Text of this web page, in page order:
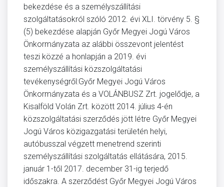
bekezdése és a személyszállítási
szolgáltatásokról szóló 2012. évi XLI. törvény 5. §
(5) bekezdése alapján Győr Megyei Jogú Város
Önkormányzata az alábbi összevont jelentést
teszi közzé a honlapján a 2019. évi
személyszállítási közszolgáltatási
tevékenységről:Győr Megyei Jogú Város
Önkormányzata és a VOLÁNBUSZ Zrt. jogelődje, a
Kisalföld Volán Zrt. között 2014. július 4-én
közszolgáltatási szerződés jött létre Győr Megyei
Jogú Város közigazgatási területén helyi,
autóbusszal végzett menetrend szerinti
személyszállítási szolgáltatás ellátására, 2015.
január 1-től 2017. december 31-ig terjedő
időszakra. A szerződést Győr Megyei Jogú Város